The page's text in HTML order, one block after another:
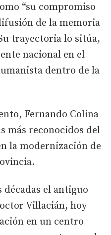
“su compromiso
de la memoria
trayectoria lo sitúa,
nacional en el
dentro de la
Fernando Colina
más reconocidos del
la modernización de
el antiguo
Villacián, hoy
en un centro